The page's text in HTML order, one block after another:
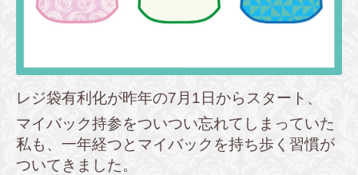
レジ袋有利化が昨年の7月1日からスタート、
マイバック持参をついつい忘れてしまっていた
私も、一年経つとマイバックを持ち歩く習慣が
ついてきました。